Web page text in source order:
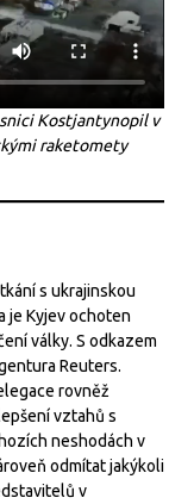
Kostjantynopil v
raketomety
s ukrajinskou
je Kyjev ochoten
války. S odkazem
Reuters.
rovněž
vztahů s
neshodách v
odmítat jakýkoli
v